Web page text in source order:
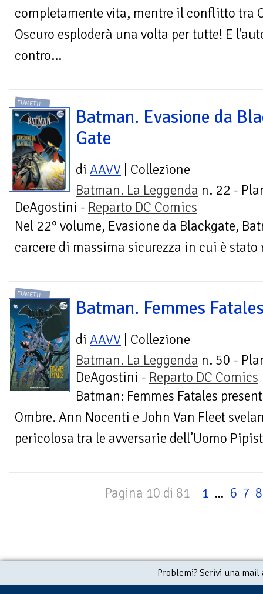
completamente vita, mentre il conflitto tra
Oscuro esploderà una volta per tutte! E
contro...
FUMETTI
Batman. Evasione da
Gate
di AAVV | Collezione
Batman. La Leggenda n. 22 -
DeAgostini - Reparto DC Comics
Nel 22° volume, Evasione da Blackgate,
carcere di massima sicurezza in cui è
FUMETTI
Batman. Femmes
di AAVV | Collezione
Batman. La Leggenda n. 50 -
DeAgostini - Reparto DC Comics
Batman: Femmes Fatales
Ombre. Ann Nocenti e John Van Fleet
pericolosa tra le avversarie dell’Uomo
Pagina 10 di 81 1 ... 6 7 8
Problemi? Scrivi una